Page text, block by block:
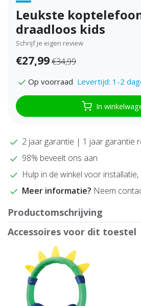
Leukste
draadloos kids
Schrijf je eigen review
€27,99€34,99
Op voorraad Levertijd: 1-2
In
2 jaar garantie | 1 jaar garantie
98% beveelt ons aan
Hulp in de winkel voor
Meer informatie? Neem
Productomschrijving
Accessoires voor dit toestel